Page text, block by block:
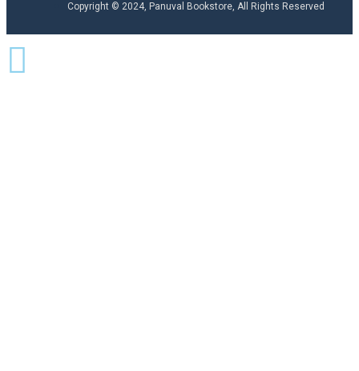
Copyright © 2024, Panuval Bookstore, All Rights Reserved